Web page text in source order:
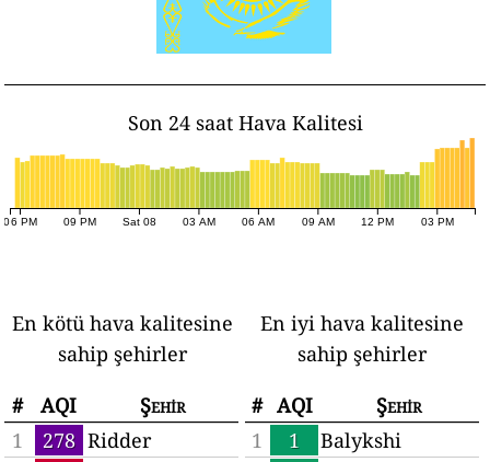
Son 24 saat Hava Kalitesi
06 PM 09 PM Sat 08 03 AM 06 AM 09 AM 12 PM 03 PM
En kötü hava kalitesine
sahip şehirler
#
AQI
Şehir
1
278 Ridder
En iyi hava kalitesine
sahip şehirler
# AQI
Şehir
1
1
Balykshi